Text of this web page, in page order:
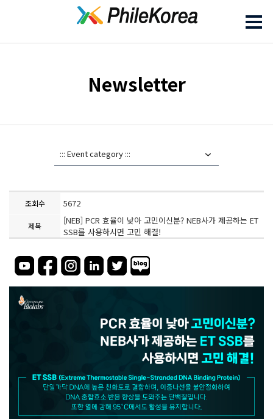
Newsletter
조회수 5672
제목
[NEB] PCR 효율이 낮아 고민이신분? NEB사가 제공하는 ET
SSB를 사용하시면 고민 해결!